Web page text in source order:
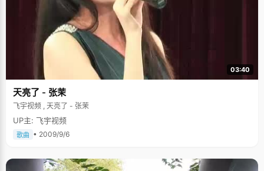
03:40
天亮了 - 张茉
飞宇视频 , 天亮了 - 张茉
UP主: 飞宇视频
歌曲 • 2009/9/6